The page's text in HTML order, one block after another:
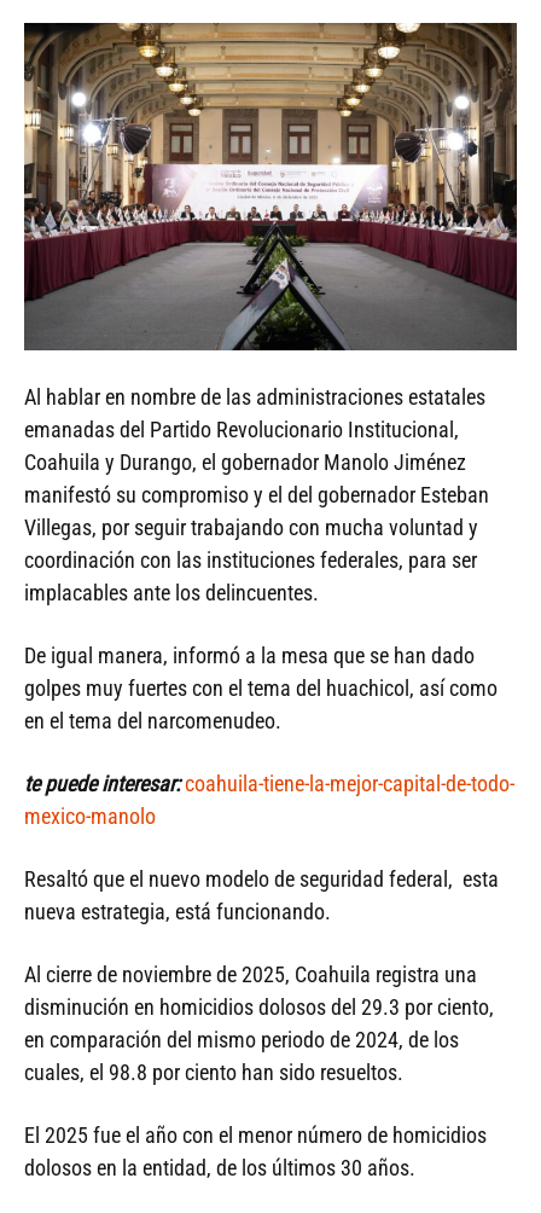
Al hablar en nombre de las administraciones estatales
emanadas del Partido Revolucionario Institucional,
Coahuila y Durango, el gobernador Manolo Jiménez
manifestó su compromiso y el del gobernador Esteban
Villegas, por seguir trabajando con mucha voluntad y
coordinación con las instituciones federales, para ser
implacables ante los delincuentes.
De igual manera, informó a la mesa que se han dado
golpes muy fuertes con el tema del huachicol, así como
en el tema del narcomenudeo.
te puede interesar:coahuila-tiene-la-mejor-capital-de-todo-
mexico-manolo
Resaltó que el nuevo modelo de seguridad federal, esta
nueva estrategia, está funcionando.
Al cierre de noviembre de 2025, Coahuila registra una
disminución en homicidios dolosos del 29.3 por ciento,
en comparación del mismo periodo de 2024, de los
cuales, el 98.8 por ciento han sido resueltos.
El 2025 fue el año con el menor número de homicidios
dolosos en la entidad, de los últimos 30 años.